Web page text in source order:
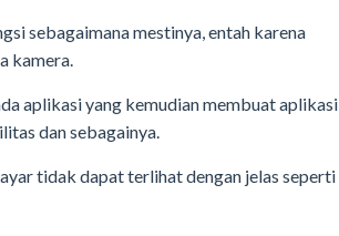
sebagaimana mestinya, entah karena
kamera.
aplikasi yang kemudian membuat aplikasi
dan sebagainya.
tidak dapat terlihat dengan jelas seperti